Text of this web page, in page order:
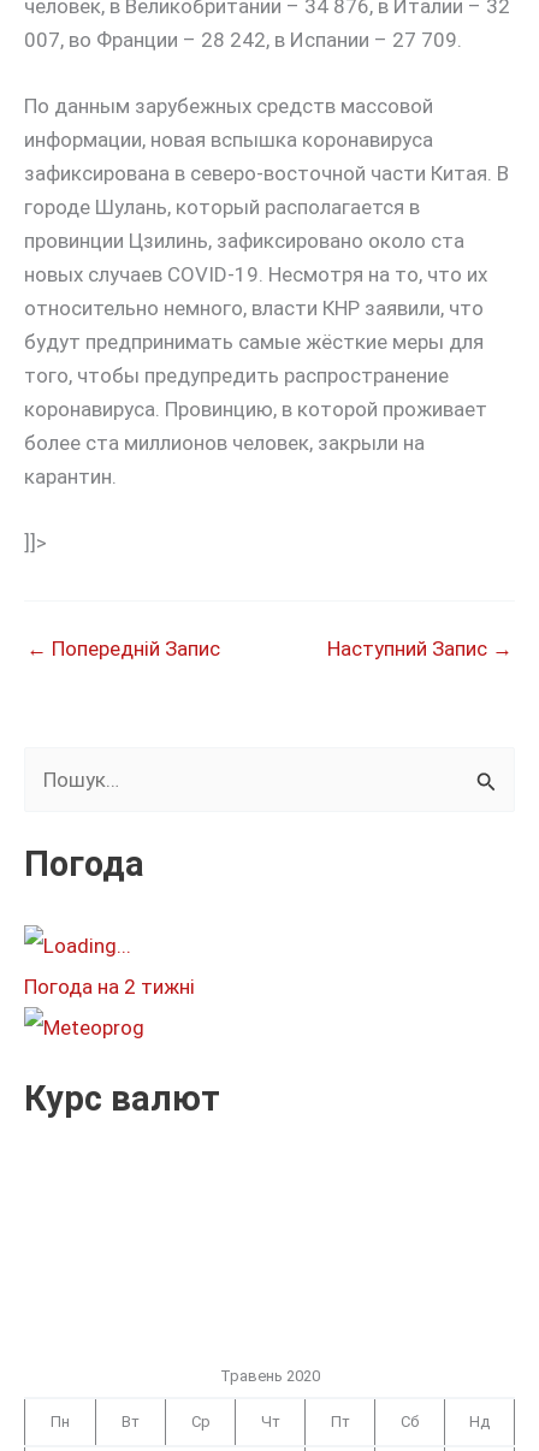
человек, в Великобритании – 34 876, в Италии – 32
007, во Франции – 28 242, в Испании – 27 709.
По данным зарубежных средств массовой
информации, новая вспышка коронавируса
зафиксирована в северо-восточной части Китая. В
городе Шулань, который располагается в
провинции Цзилинь, зафиксировано около ста
новых случаев COVID-19. Несмотря на то, что их
относительно немного, власти КНР заявили, что
будут предпринимать самые жёсткие меры для
того, чтобы предупредить распространение
коронавируса. Провинцию, в которой проживает
более ста миллионов человек, закрыли на
карантин.
]]>
← Попередній Запис Наступний Запис →
к
т
:
Погода
Погода на 2 тижні
Курс валют
Травень 2020
Пн Вт Ср Чт Пт Сб Нд